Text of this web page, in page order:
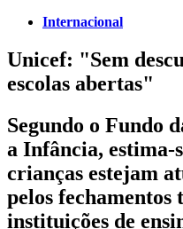
Internacional
Unicef: "Sem
escolas abertas"
Segundo o Fundo
a Infância, estima-
crianças estejam
pelos
instituições de